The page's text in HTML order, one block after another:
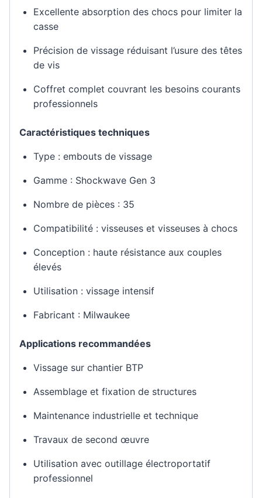
Excellente absorption des chocs pour limiter la
casse
Précision de vissage réduisant l’usure des têtes
de vis
Coffret complet couvrant les besoins courants
professionnels
Caractéristiques techniques
Type : embouts de vissage
Gamme : Shockwave Gen 3
Nombre de pièces : 35
Compatibilité : visseuses et visseuses à chocs
Conception : haute résistance aux couples
élevés
Utilisation : vissage intensif
Fabricant : Milwaukee
Applications recommandées
Vissage sur chantier BTP
Assemblage et fixation de structures
Maintenance industrielle et technique
Travaux de second œuvre
Utilisation avec outillage électroportatif
professionnel